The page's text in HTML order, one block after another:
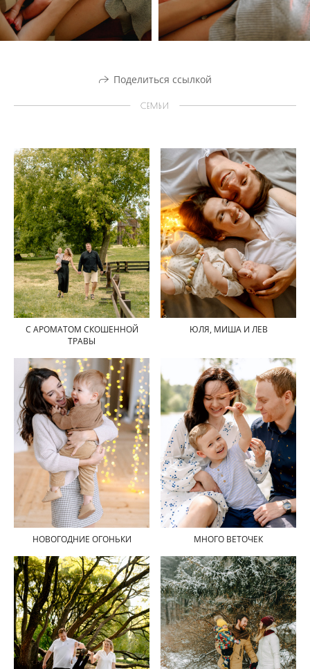
Поделиться ссылкой
СЕМЬИ
С АРОМАТОМ СКОШЕННОЙ
ТРАВЫ
ЮЛЯ, МИША И ЛЕВ
НОВОГОДНИЕ ОГОНЬКИ МНОГО ВЕТОЧЕК